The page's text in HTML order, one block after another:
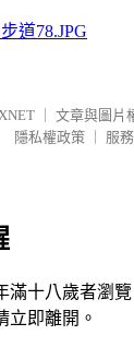
道78.JPG
文章與圖片
隱私權政策
服
滿十八歲者瀏覽
立即離開。